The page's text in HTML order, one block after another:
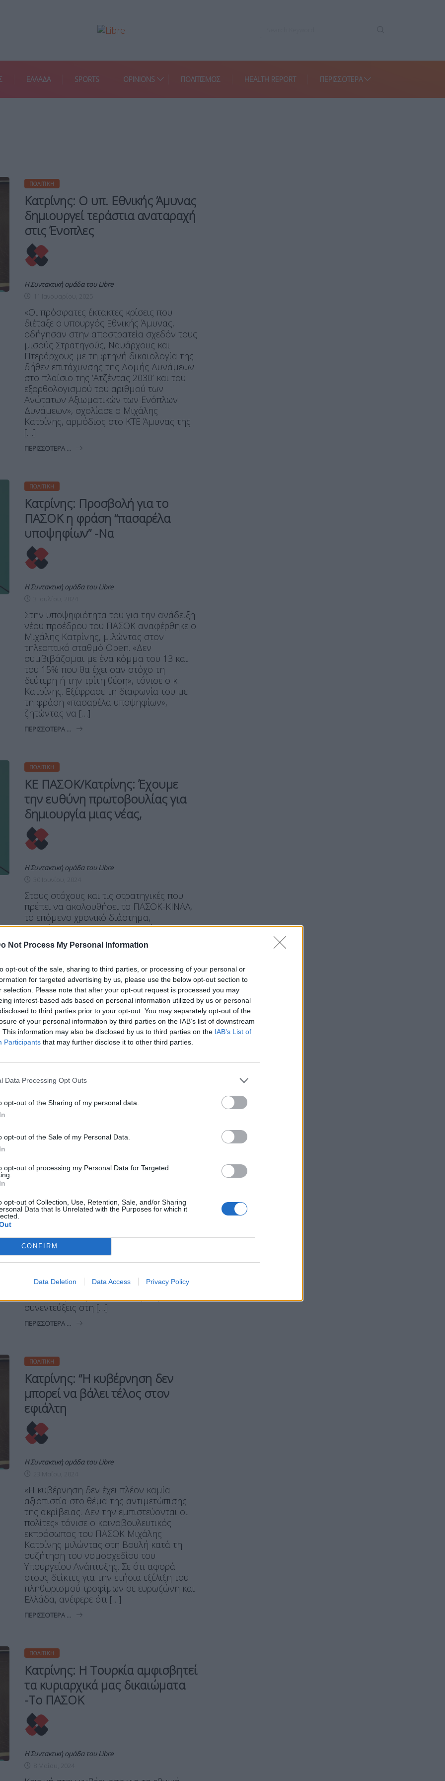
Not Process My Personal Information
opt-out of the sale, sharing to third parties, or processing of your personal or
for targeted advertising by us, please use the below opt-out section to
selection. Please note that after your opt-out request is processed you may
interest-based ads based on personal information utilized by us or personal
to third parties prior to your opt-out. You may separately opt-out of the
of your personal information by third parties on the IAB’s list of downstream
This information may also be disclosed by us to third parties on the IAB’s List of
Participants that may further disclose it to other third parties.
Data Processing Opt Outs
opt-out of the Sharing of my personal data.
opt-out of the Sale of my Personal Data.
opt-out of processing my Personal Data for Targeted
opt-out of Collection, Use, Retention, Sale, and/or Sharing
Data that Is Unrelated with the Purposes for which it
CONFIRM
Data Deletion Data Access Privacy Policy
ΕΛΛΑΔΑ SPORTS OPINIONS ΠΟΛΙΤΙΣΜΟΣ HEALTH REPORT ΠΕΡΙΣΣΌΤΕΡΑ
ΠΟΛΙΤΙΚΉ
Κατρίνης: Ο υπ. Εθνικής Άμυνας
δημιουργεί τεράστια αναταραχή
στις Ένοπλες
Η Συντακτική ομάδα του Libre
«Οι πρόσφατες έκτακτες κρίσεις που
διέταξε ο υπουργός Εθνικής Άμυνας,
οδήγησαν στην αποστρατεία σχεδόν τους
μισούς Στρατηγούς, Ναυάρχους και
Πτεράρχους με τη φτηνή δικαιολογία της
δήθεν επιτάχυνσης της Δομής Δυνάμεων
στο πλαίσιο της ‘Ατζέντας 2030’ και του
εξορθολογισμού του αριθμού των
Ανώτατων Αξιωματικών των Ενόπλων
Δυνάμεων», σχολίασε ο Μιχάλης
Κατρίνης, αρμόδιος στο ΚΤΕ Άμυνας της
[…]
ΠΕΡΙΣΣΌΤΕΡΑ ...
ΠΟΛΙΤΙΚΉ
Κατρίνης: Προσβολή για το
ΠΑΣΟΚ η φράση “πασαρέλα
υποψηφίων” -Να
Η Συντακτική ομάδα του Libre
Στην υποψηφιότητα του για την ανάδειξη
νέου προέδρου του ΠΑΣΟΚ αναφέρθηκε ο
Μιχάλης Κατρίνης, μιλώντας στον
τηλεοπτικό σταθμό Open. «Δεν
συμβιβάζομαι με ένα κόμμα του 13 και
του 15% που θα έχει σαν στόχο τη
δεύτερη ή την τρίτη θέση», τόνισε ο κ.
Κατρίνης. Εξέφρασε τη διαφωνία του με
τη φράση «πασαρέλα υποψηφίων»,
ζητώντας να […]
ΠΕΡΙΣΣΌΤΕΡΑ ...
ΠΟΛΙΤΙΚΉ
ΚΕ ΠΑΣΟΚ/Κατρίνης: Έχουμε
την ευθύνη πρωτοβουλίας για
δημιουργία μιας νέας,
Η Συντακτική ομάδα του Libre
Στους στόχους και τις στρατηγικές που
πρέπει να ακολουθήσει το ΠΑΣΟΚ-ΚΙΝΑΛ,
το επόμενο χρονικό διάστημα,
αναφέρθηκε ο κοινοβουλευτικός του
εκπρόσωπος Μιχάλης Κατρίνης, μιλώντας
στη συνεδρίαση της Κεντρικής Επιτροπής
ξεκάθαρα για την ανάγκη μιας νέας,
δημοκρατικής πλειοψηφίας, μιας
εναλλακτικής πρότασης διακυβέρνησης
της χώρας. Το ΠΑΣΟΚ έχει την ευθύνη της
πρωτοβουλίας, οφείλει […]
ΠΕΡΙΣΣΌΤΕΡΑ ...
ΠΑΣΟΚ: Θα διαψεύσουμε τις
δημοσκοπήσεις – Εφικτός
Η Συντακτική ομάδα του Libre
Στη τελική ευθεία των Ευρωεκλογών στο
ΠΑΣΟΚ– Κίνημα Αλλαγής δηλώνουν
την κατάκτηση της δεύτερης θέσης. Το
κατέστησαν σαφές οι κοινοβουλευτικοί
εκπρόσωποι του κόμματος, Δημήτρης
Μάντζος και Μιχάλης Κατρίνης οι οποίοι
μαζί με τον εκπρόσωπο Τύπου, Θανάση
συνεντεύξεις στη […]
ΠΕΡΙΣΣΌΤΕΡΑ ...
ΠΟΛΙΤΙΚΉ
Κατρίνης: “Η κυβέρνηση δεν
μπορεί να βάλει τέλος στον
εφιάλτη
Η Συντακτική ομάδα του Libre
«Η κυβέρνηση δεν έχει πλέον καμία
αξιοπιστία στο θέμα της αντιμετώπισης
της ακρίβειας. Δεν την εμπιστεύονται οι
πολίτες» τόνισε ο κοινοβουλευτικός
εκπρόσωπος του ΠΑΣΟΚ Μιχάλης
Κατρίνης μιλώντας στη Βουλή κατά τη
συζήτηση του νομοσχεδίου του
Υπουργείου Ανάπτυξης. Σε ότι αφορά
στους δείκτες για την ετήσια εξέλιξη του
πληθωρισμού τροφίμων σε ευρωζώνη και
Ελλάδα, ανέφερε ότι […]
ΠΕΡΙΣΣΌΤΕΡΑ ...
ΠΟΛΙΤΙΚΉ
Κατρίνης: Η Τουρκία αμφισβητεί
τα κυριαρχικά μας δικαιώματα
-Το ΠΑΣΟΚ
Η Συντακτική ομάδα του Libre